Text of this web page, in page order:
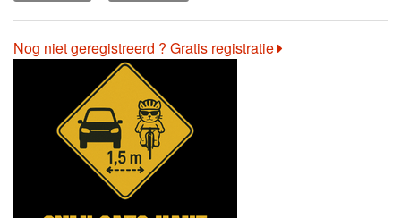
Nog niet geregistreerd ? Gratis registratie